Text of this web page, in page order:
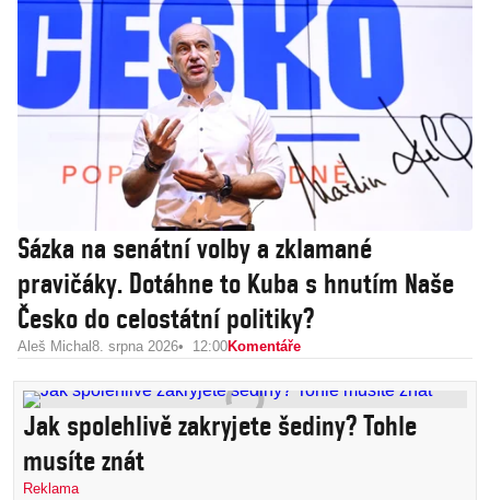
Sázka na senátní volby a zklamané
pravičáky. Dotáhne to Kuba s hnutím Naše
Česko do celostátní politiky?
Aleš Michal 8. srpna 2026 12:00Komentáře
Jak spolehlivě zakryjete šediny? Tohle
musíte znát
Reklama